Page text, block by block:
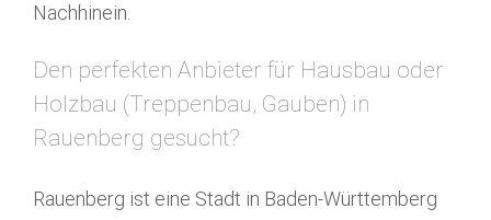
Nachhinein.
Den perfekten Anbieter für Hausbau oder
Holzbau (Treppenbau, Gauben) in
Rauenberg gesucht?
Rauenberg ist eine Stadt in Baden-Württemberg